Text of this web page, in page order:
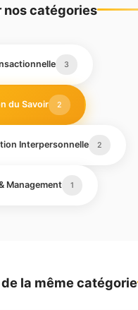
nos catégories
3
du Savoir 2
Interpersonnelle 2
Management 1
la même catégorie